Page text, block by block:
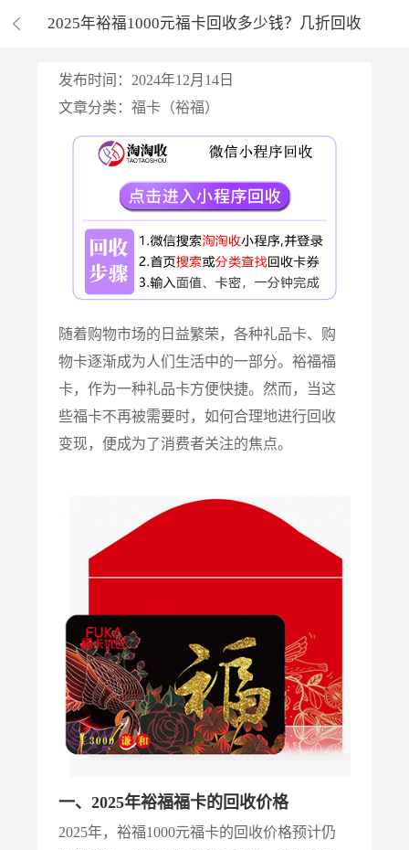
2025年裕福1000元福卡回收多少钱？几折回收
发布时间：2024年12月14日
文章分类：福卡（裕福）
随着购物市场的日益繁荣，各种礼品卡、购
物卡逐渐成为人们生活中的一部分。裕福福
卡，作为一种礼品卡方便快捷。然而，当这
些福卡不再被需要时，如何合理地进行回收
变现，便成为了消费者关注的焦点。
一、2025年裕福福卡的回收价格
2025年，裕福1000元福卡的回收价格预计仍